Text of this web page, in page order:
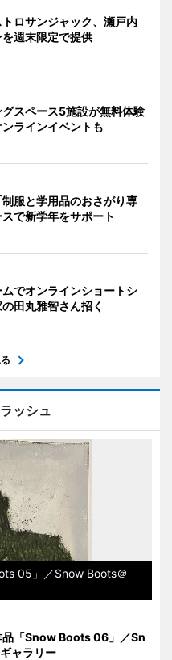
ロサンジャック、瀬戸内
週末限定で提供
スペース5施設が無料体験
ラインイベントも
服と学用品のおさがり専
で新学年をサポート
でオンラインショートシ
田丸雅智さん招く
ッシュ
05」／Snow Boots＠
品「Snow Boots 06」／Sn
ャラリー